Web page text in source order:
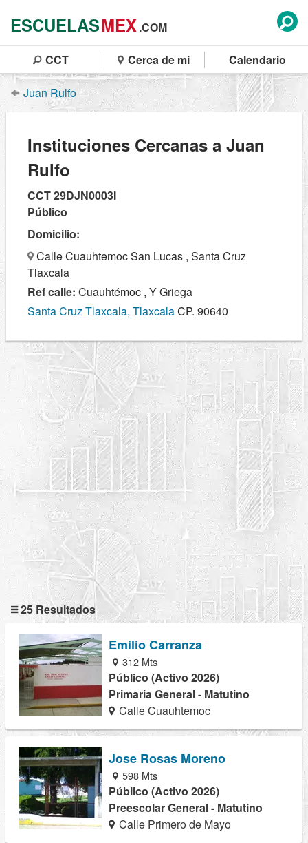
ESCUELASMEX.COM
CCT Cerca de mi Calendario
Juan Rulfo
Instituciones Cercanas a Juan
Rulfo
CCT 29DJN0003I
Público
Domicilio:
Calle Cuauhtemoc San Lucas , Santa Cruz
Tlaxcala
Ref calle: Cuauhtémoc , Y Griega
Santa Cruz Tlaxcala, TlaxcalaCP. 90640
25 Resultados
Emilio Carranza
312 Mts
Público (Activo 2026)
Primaria General - Matutino
Calle Cuauhtemoc
Jose Rosas Moreno
598 Mts
Público (Activo 2026)
Preescolar General - Matutino
Calle Primero de Mayo